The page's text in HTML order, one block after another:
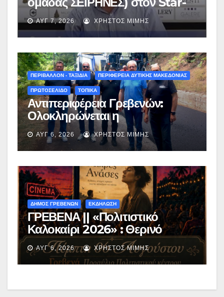
fm 93.3: «Το όνειρο έγινε
πραγματικότητα – Σας
περιμένουμε όλους το Σάββατο
στη Μυρσίνα Γρεβενών !» –
(audio)
ΑΥΓ 7, 2026 ΧΡΉΣΤΟΣ ΜΊΜΗΣ
ΠΕΡΙΒΑΛΛΟΝ - ΤΑΞΙΔΙΑ ΠΕΡΙΦΕΡΕΙΑ ΔΥΤΙΚΗΣ ΜΑΚΕΔΟΝΙΑΣ
ΠΡΩΤΟΣΕΛΙΔΟ ΤΟΠΙΚΑ
Αντιπεριφέρεια Γρεβενών:
Ολοκληρώνεται η
ασφαλτόστρωση της οδού
Περιβόλι – Αβδέλλα
ΑΥΓ 6, 2026 ΧΡΉΣΤΟΣ ΜΊΜΗΣ
ΔΗΜΟΣ ΓΡΕΒΕΝΩΝ ΕΚΔΗΛΩΣΗ
ΓΡΕΒΕΝΑ || «Πολιτιστικό
Καλοκαίρι 2026» : Θερινό
Σινεμά με την βραβευμένη ταινία
«Μικρές Ανάσες».
ΑΥΓ 6, 2026 ΧΡΉΣΤΟΣ ΜΊΜΗΣ